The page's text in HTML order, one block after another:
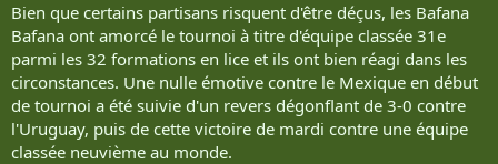
Bien que certains partisans risquent d'être déçus, les Bafana
Bafana ont amorcé le tournoi à titre d'équipe classée 31e
parmi les 32 formations en lice et ils ont bien réagi dans les
circonstances. Une nulle émotive contre le Mexique en début
de tournoi a été suivie d'un revers dégonflant de 3-0 contre
l'Uruguay, puis de cette victoire de mardi contre une équipe
classée neuvième au monde.